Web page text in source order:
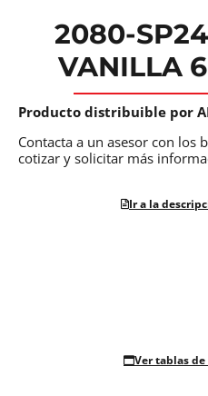
2080-
VANILLA
Producto distribuible por
Contacta a un asesor con los
cotizar y solicitar más
Ir a la
Ver tablas